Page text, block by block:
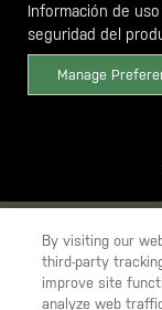
YOU ARE
TO SHIP TO
Información de
seguridad del
Manage
By visiting our
third-party
improve site
analyze web